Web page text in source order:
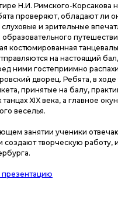
Н.И. Римского-Корсакова
проверяют, обладают ли
и зрительные
костюмированная
на настоящий
ними гостеприимно
дворец. Ребята, в
принятые на балу,
XIX века, а главное
веселья.
занятии ученики
создают творческую работу,
презентацию